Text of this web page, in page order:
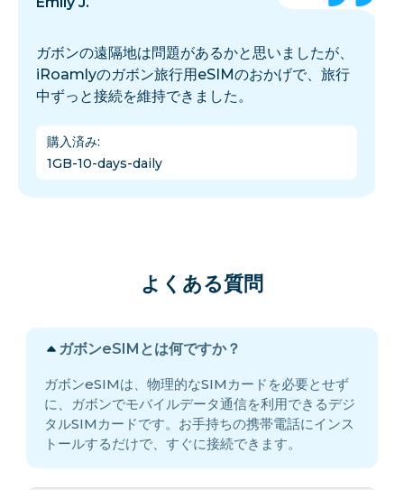
ガボンの遠隔地は問題があるかと思いましたが、
iRoamlyのガボン旅行用eSIMのおかげで、旅行
中ずっと接続を維持できました。
購入済み:
1GB-10-days-daily
よくある質問
ガボンeSIMとは何ですか？
ガボンeSIMは、物理的なSIMカードを必要とせず
に、ガボンでモバイルデータ通信を利用できるデジ
タルSIMカードです。お手持ちの携帯電話にインス
トールするだけで、すぐに接続できます。